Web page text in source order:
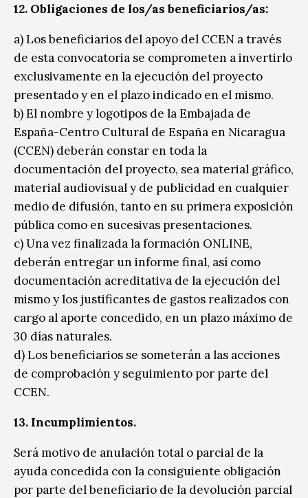
12. Obligaciones de los/as beneficiarios/as:
a) Los beneficiarios del apoyo del CCEN a través
de esta convocatoria se comprometen a invertirlo
exclusivamente en la ejecución del proyecto
presentado y en el plazo indicado en el mismo.
b) El nombre y logotipos de la Embajada de
España-Centro Cultural de España en Nicaragua
(CCEN) deberán constar en toda la
documentación del proyecto, sea material gráfico,
material audiovisual y de publicidad en cualquier
medio de difusión, tanto en su primera exposición
pública como en sucesivas presentaciones.
c) Una vez finalizada la formación ONLINE,
deberán entregar un informe final, así como
documentación acreditativa de la ejecución del
mismo y los justificantes de gastos realizados con
cargo al aporte concedido, en un plazo máximo de
30 días naturales.
d) Los beneficiarios se someterán a las acciones
de comprobación y seguimiento por parte del
CCEN.
13. Incumplimientos.
Será motivo de anulación total o parcial de la
ayuda concedida con la consiguiente obligación
por parte del beneficiario de la devolución parcial